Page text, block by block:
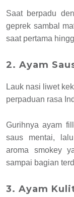
Saat berpadu
geprek sambal
saat pertama
2. Ayam
Lauk nasi liwet
perpaduan rasa
Gurihnya ayam
saus mentai,
aroma smokey
sampai bagian
3. Ayam